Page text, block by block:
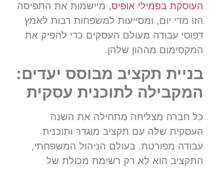
העוסקת בפמילי אופיס, מיישמות את התפיסה
הזו מדי יום, ומסייעות למשפחות רבות לאמץ
דפוסי עבודה מעולם העסקים כדי להפיק את
המקסימום מההון שלהן.
בניית תקציב מבוסס יעדים:
המקבילה לתוכנית עסקית
כל חברה מצליחה מתחילה את השנה
העסקית שלה עם תקציב מוגדר ותוכנית
עבודה מפורטת. בעולם הניהול המשפחתי,
התקציב הוא לא רק רשימת מכולת של